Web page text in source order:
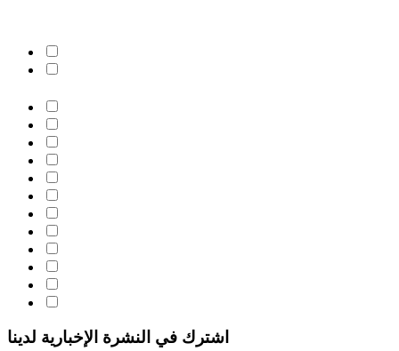
اشترك في النشرة الإخبارية لدينا